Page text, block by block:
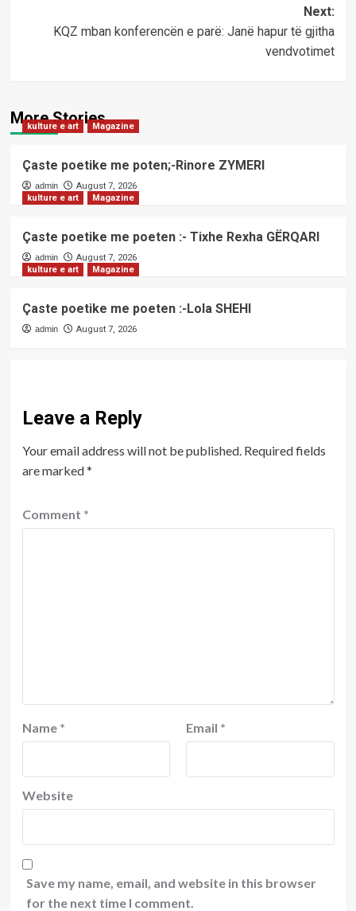
Next:
KQZ mban konferencën e parë: Janë hapur të gjitha
vendvotimet
More Stories
kulture e art Magazine
Çaste poetike me poten;-Rinore ZYMERI
admin
August 7, 2026
kulture e art
Magazine
Çaste poetike me poeten :- Tixhe Rexha GËRQARI
admin
August 7, 2026
kulture e art
Magazine
Çaste poetike me poeten :-Lola SHEHI
admin August 7, 2026
Leave a Reply
Your email address will not be published. Required fields
are marked*
Comment *
Name * Email *
Website
Save my name, email, and website in this browser
for the next time I comment.